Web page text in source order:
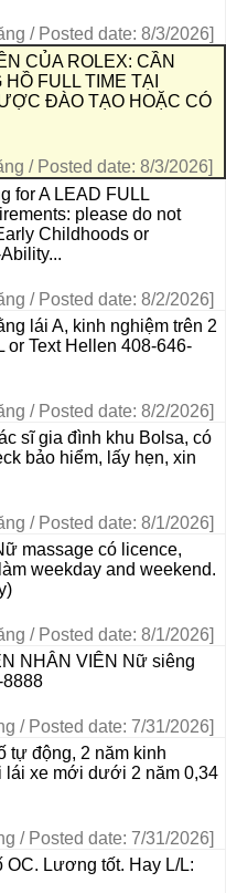
/ Posted date: 8/3/2026]
CỦA ROLEX: CẦN
FULL TIME TẠI
ĐÀO TẠO HOẶC CÓ
/ Posted date: 8/3/2026]
for A LEAD FULL
please do not
Childhoods or
/ Posted date: 8/2/2026]
lái A, kinh nghiệm trên 2
or Text Hellen 408-646-
/ Posted date: 8/2/2026]
sĩ gia đình khu Bolsa, có
bảo hiểm, lấy hẹn, xin
/ Posted date: 8/1/2026]
massage có licence,
weekday and weekend.
/ Posted date: 8/1/2026]
NHÂN VIÊN Nữ siêng
8888
/ Posted date: 7/31/2026]
tự động, 2 năm kinh
lái xe mới dưới 2 năm 0,34
/ Posted date: 7/31/2026]
Lương tốt. Hay L/L: